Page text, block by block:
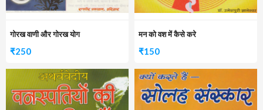
गोरख वाणी और गोरख योग
₹250
मन को वश में कैसे करे
₹150